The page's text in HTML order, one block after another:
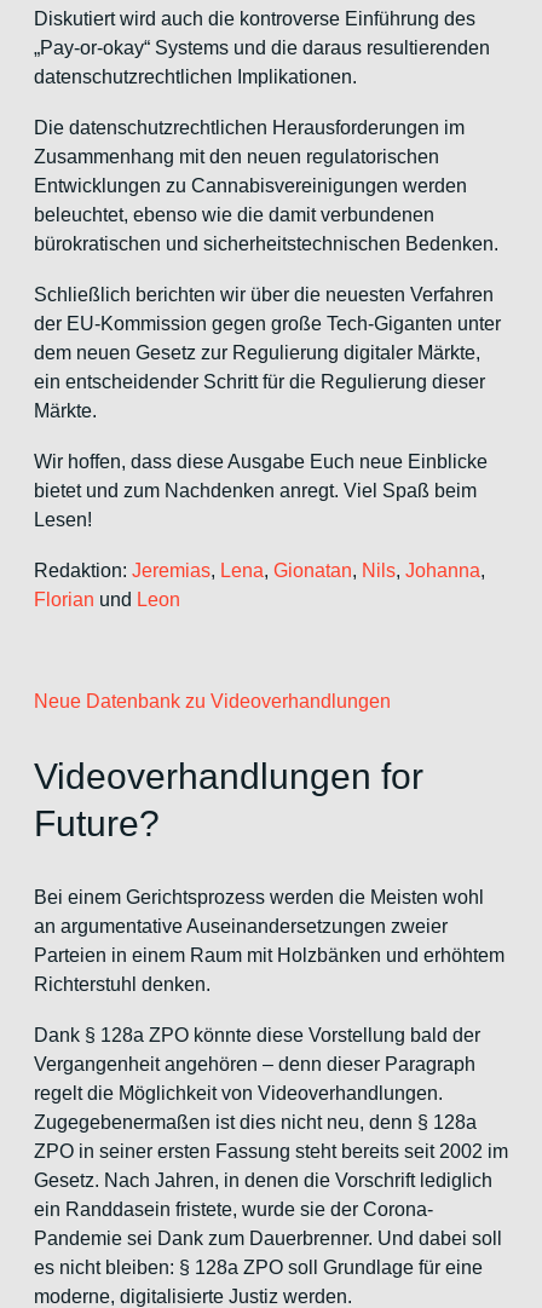
Diskutiert wird auch die kontroverse Einführung des
„Pay-or-okay“ Systems und die daraus resultierenden
datenschutzrechtlichen Implikationen.
Die datenschutzrechtlichen Herausforderungen im
Zusammenhang mit den neuen regulatorischen
Entwicklungen zu Cannabisvereinigungen werden
beleuchtet, ebenso wie die damit verbundenen
bürokratischen und sicherheitstechnischen Bedenken.
Schließlich berichten wir über die neuesten Verfahren
der EU-Kommission gegen große Tech-Giganten unter
dem neuen Gesetz zur Regulierung digitaler Märkte,
ein entscheidender Schritt für die Regulierung dieser
Märkte.
Wir hoffen, dass diese Ausgabe Euch neue Einblicke
bietet und zum Nachdenken anregt. Viel Spaß beim
Lesen!
Redaktion: Jeremias, Lena, Gionatan, Nils, Johanna,
Florian und Leon
Neue Datenbank zu Videoverhandlungen
Videoverhandlungen for
Future?
Bei einem Gerichtsprozess werden die Meisten wohl
an argumentative Auseinandersetzungen zweier
Parteien in einem Raum mit Holzbänken und erhöhtem
Richterstuhl denken.
Dank § 128a ZPO könnte diese Vorstellung bald der
Vergangenheit angehören – denn dieser Paragraph
regelt die Möglichkeit von Videoverhandlungen.
Zugegebenermaßen ist dies nicht neu, denn § 128a
ZPO in seiner ersten Fassung steht bereits seit 2002 im
Gesetz. Nach Jahren, in denen die Vorschrift lediglich
ein Randdasein fristete, wurde sie der Corona-
Pandemie sei Dank zum Dauerbrenner. Und dabei soll
es nicht bleiben: § 128a ZPO soll Grundlage für eine
moderne, digitalisierte Justiz werden.